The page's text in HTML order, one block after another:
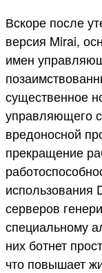
Вскоре после
версия Mirai,
имен
существенное
управляющего
вредоносной
прекращение
использования
серверов
специальному
них ботнет
что повышает